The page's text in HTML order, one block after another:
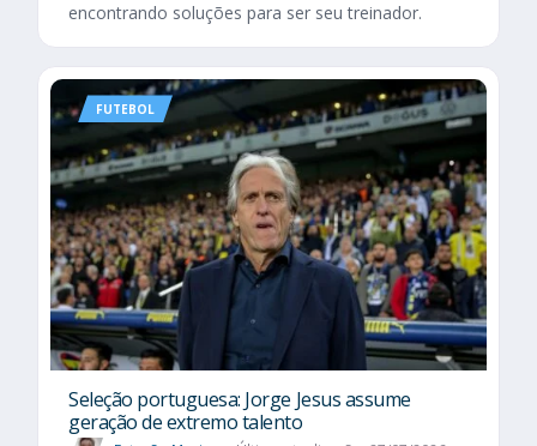
encontrando soluções para ser seu treinador.
FUTEBOL
Seleção portuguesa: Jorge Jesus assume
geração de extremo talento